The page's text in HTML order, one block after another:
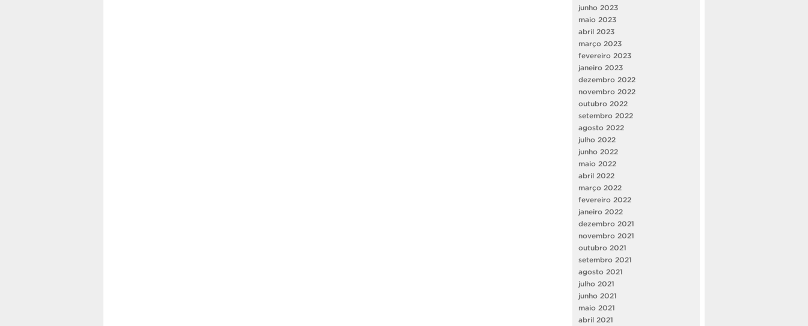
junho 2023
maio 2023
abril 2023
março 2023
fevereiro 2023
janeiro 2023
dezembro 2022
novembro 2022
outubro 2022
setembro 2022
agosto 2022
julho 2022
junho 2022
maio 2022
abril 2022
março 2022
fevereiro 2022
janeiro 2022
dezembro 2021
novembro 2021
outubro 2021
setembro 2021
agosto 2021
julho 2021
junho 2021
maio 2021
abril 2021